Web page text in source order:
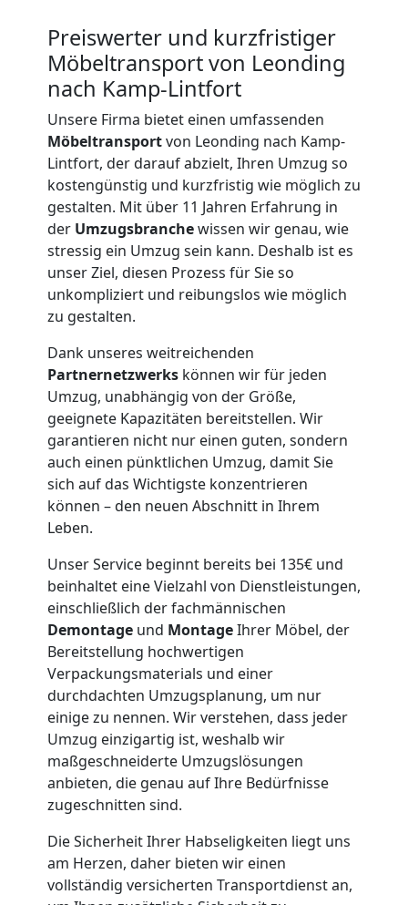
Preiswerter und kurzfristiger
Möbeltransport von Leonding
nach Kamp-Lintfort
Unsere Firma bietet einen umfassenden
Möbeltransportvon Leonding nach Kamp-
Lintfort, der darauf abzielt, Ihren Umzug so
kostengünstig und kurzfristig wie möglich zu
gestalten. Mit über 11 Jahren Erfahrung in
der Umzugsbranchewissen wir genau, wie
stressig ein Umzug sein kann. Deshalb ist es
unser Ziel, diesen Prozess für Sie so
unkompliziert und reibungslos wie möglich
zu gestalten.
Dank unseres weitreichenden
Partnernetzwerks können wir für jeden
Umzug, unabhängig von der Größe,
geeignete Kapazitäten bereitstellen. Wir
garantieren nicht nur einen guten, sondern
auch einen pünktlichen Umzug, damit Sie
sich auf das Wichtigste konzentrieren
können – den neuen Abschnitt in Ihrem
Leben.
Unser Service beginnt bereits bei 135€ und
beinhaltet eine Vielzahl von Dienstleistungen,
einschließlich der fachmännischen
Demontage und MontageIhrer Möbel, der
Bereitstellung hochwertigen
Verpackungsmaterials und einer
durchdachten Umzugsplanung, um nur
einige zu nennen. Wir verstehen, dass jeder
Umzug einzigartig ist, weshalb wir
maßgeschneiderte Umzugslösungen
anbieten, die genau auf Ihre Bedürfnisse
zugeschnitten sind.
Die Sicherheit Ihrer Habseligkeiten liegt uns
am Herzen, daher bieten wir einen
vollständig versicherten Transportdienst an,
Umzugshelfer
Leonding
Möbeltaxi
Leonding
Kleintransport
Leonding
Möbelmontage
Leonding
Möbeltransport